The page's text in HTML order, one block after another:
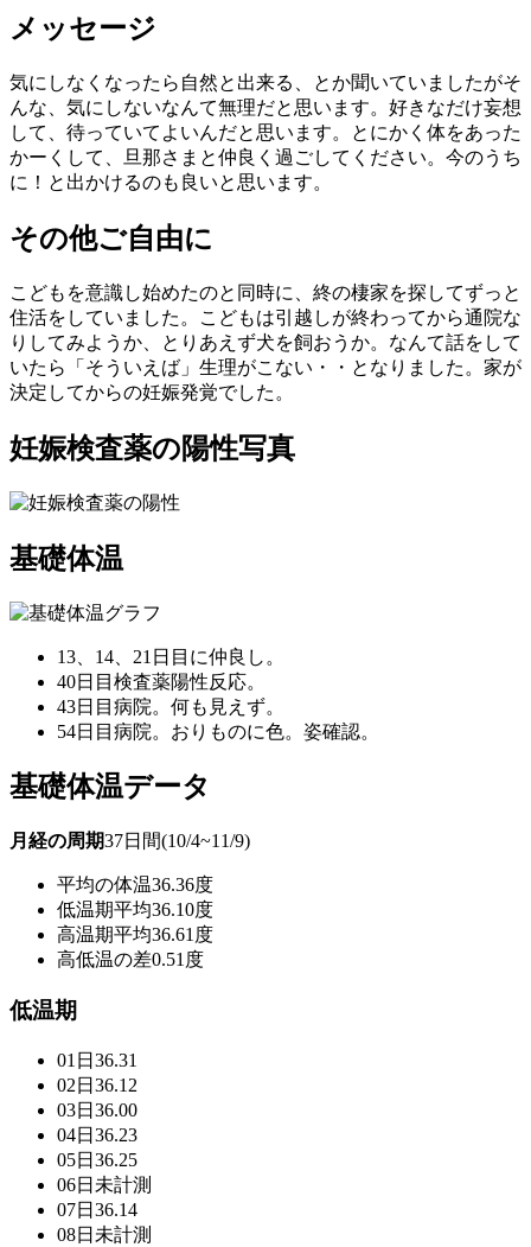
メッセージ
気にしなくなったら自然と出来る、とか聞いていましたがそ
んな、気にしないなんて無理だと思います。好きなだけ妄想
して、待っていてよいんだと思います。とにかく体をあった
かーくして、旦那さまと仲良く過ごしてください。今のうち
に！と出かけるのも良いと思います。
その他ご自由に
こどもを意識し始めたのと同時に、終の棲家を探してずっと
住活をしていました。こどもは引越しが終わってから通院な
りしてみようか、とりあえず犬を飼おうか。なんて話をして
いたら「そういえば」生理がこない・・となりました。家が
決定してからの妊娠発覚でした。
妊娠検査薬の陽性写真
基礎体温
13、14、21日目に仲良し。
40日目検査薬陽性反応。
43日目病院。何も見えず。
54日目病院。おりものに色。姿確認。
基礎体温データ
月経の周期37日間(10/4~11/9)
平均の体温36.36度
低温期平均36.10度
高温期平均36.61度
高低温の差0.51度
低温期
01日 36.31
02日 36.12
03日 36.00
04日 36.23
05日 36.25
06日 未計測
07日 36.14
08日 未計測